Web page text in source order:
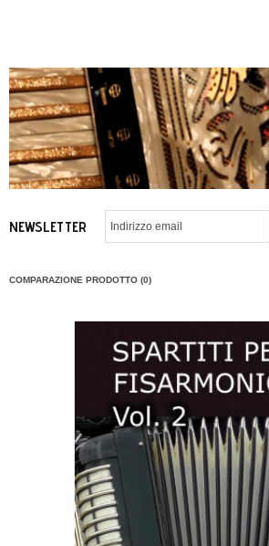
NEWSLETTER
COMPARAZIONE PRODOTTO (0)